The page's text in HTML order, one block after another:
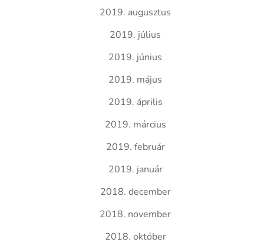
2019. augusztus
2019. július
2019. június
2019. május
2019. április
2019. március
2019. február
2019. január
2018. december
2018. november
2018. október